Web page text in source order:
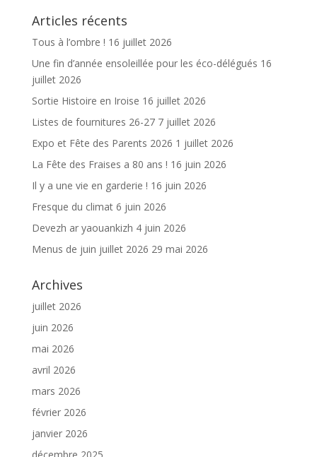
o
k
Articles récents
Tous à l’ombre ! 16 juillet 2026
Une fin d’année ensoleillée pour les éco-délégués 16
juillet 2026
Sortie Histoire en Iroise 16 juillet 2026
Listes de fournitures 26-27 7 juillet 2026
Expo et Fête des Parents 2026 1 juillet 2026
La Fête des Fraises a 80 ans ! 16 juin 2026
Il y a une vie en garderie ! 16 juin 2026
Fresque du climat 6 juin 2026
Devezh ar yaouankizh 4 juin 2026
Menus de juin juillet 2026 29 mai 2026
Archives
juillet 2026
juin 2026
mai 2026
avril 2026
mars 2026
février 2026
janvier 2026